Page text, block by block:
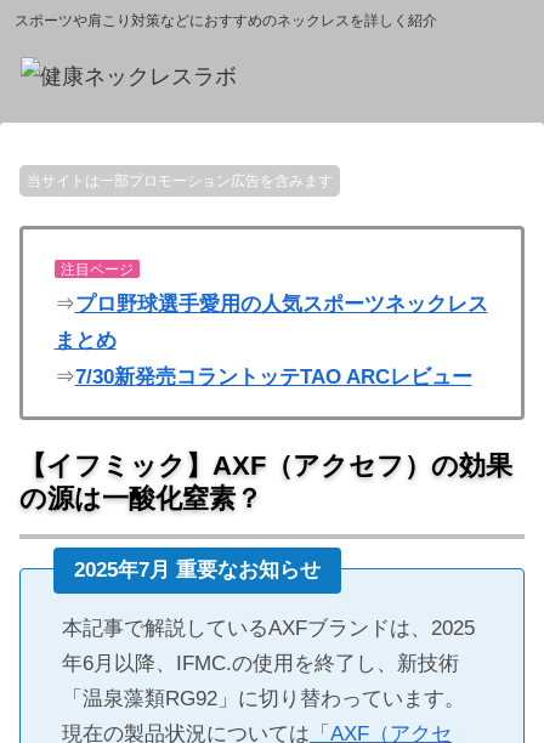
スポーツや肩こり対策などにおすすめのネックレスを詳しく紹介
当サイトは一部プロモーション広告を含みます
注目ページ
⇒プロ野球選手愛用の人気スポーツネックレス
まとめ
⇒7/30新発売コラントッテTAO ARCレビュー
【イフミック】AXF（アクセフ）の効果
の源は一酸化窒素？
2025年7月 重要なお知らせ
本記事で解説しているAXFブランドは、2025
年6月以降、IFMC.の使用を終了し、新技術
「温泉藻類RG92」に切り替わっています。
現在の製品状況については 「AXF（アクセ